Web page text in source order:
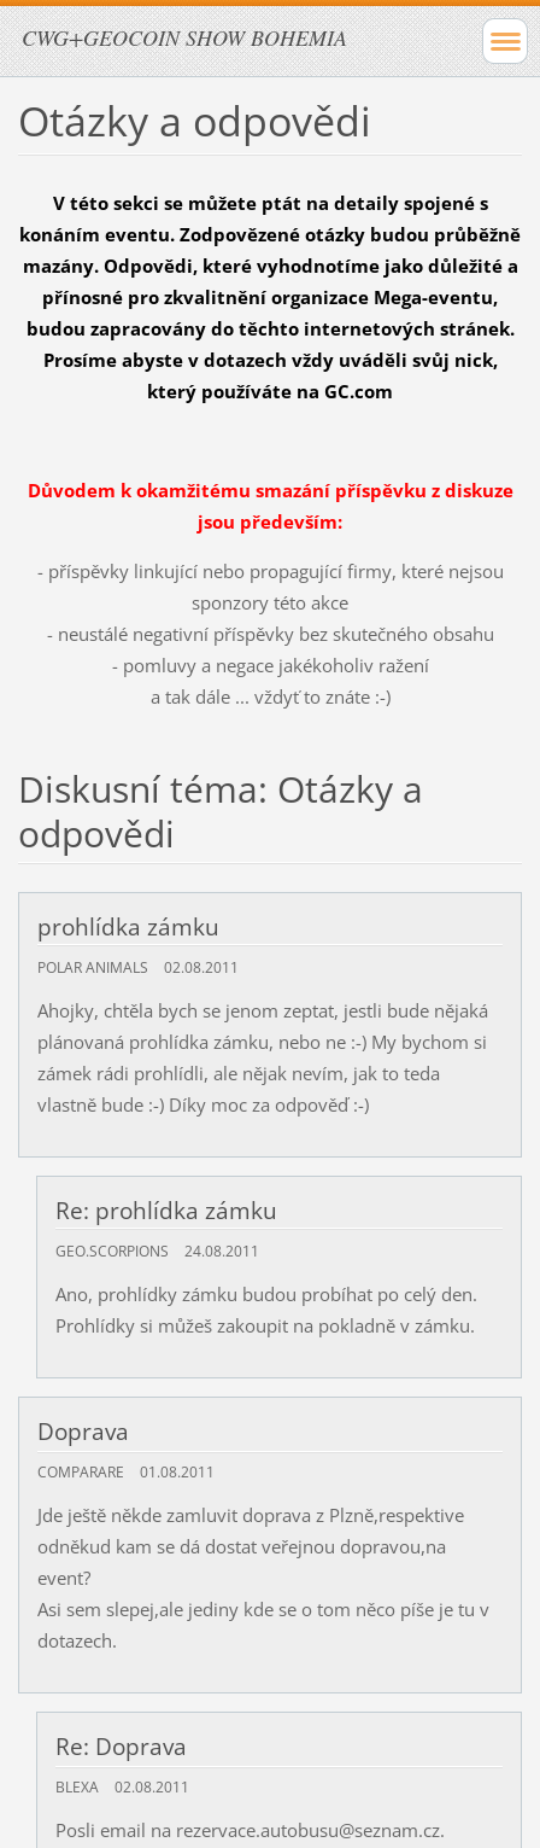
CWG+GEOCOIN SHOW BOHEMIA
Otázky a odpovědi
V této sekci se můžete ptát na detaily spojené s
konáním eventu. Zodpovězené otázky budou průběžně
mazány. Odpovědi, které vyhodnotíme jako důležité a
přínosné pro zkvalitnění organizace Mega-eventu,
budou zapracovány do těchto internetových stránek.
Prosíme abyste v dotazech vždy uváděli svůj nick,
který používáte na GC.com
Důvodem k okamžitému smazání příspěvku z diskuze
jsou především:
- příspěvky linkující nebo propagující firmy, které nejsou
sponzory této akce
- neustálé negativní příspěvky bez skutečného obsahu
- pomluvy a negace jakékoholiv ražení
a tak dále ... vždyť to znáte :-)
Diskusní téma: Otázky a
odpovědi
prohlídka zámku
POLAR ANIMALS 02.08.2011
Ahojky, chtěla bych se jenom zeptat, jestli bude nějaká
plánovaná prohlídka zámku, nebo ne :-) My bychom si
zámek rádi prohlídli, ale nějak nevím, jak to teda
vlastně bude :-) Díky moc za odpověď :-)
Re: prohlídka zámku
GEO.SCORPIONS 24.08.2011
Ano, prohlídky zámku budou probíhat po celý den.
Prohlídky si můžeš zakoupit na pokladně v zámku.
Doprava
COMPARARE 01.08.2011
Jde ještě někde zamluvit doprava z Plzně,respektive
odněkud kam se dá dostat veřejnou dopravou,na
event?
Asi sem slepej,ale jediny kde se o tom něco píše je tu v
dotazech.
Re: Doprava
BLEXA 02.08.2011
Posli email na rezervace.autobusu@seznam.cz.